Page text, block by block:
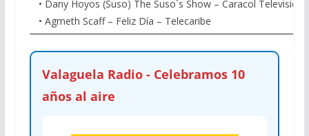
• Dany Hoyos (Suso) The Suso´s Show – Caracol Televisión
• Agmeth Scaff – Feliz Día – Telecaribe
Valaguela Radio - Celebramos 10
años al aire